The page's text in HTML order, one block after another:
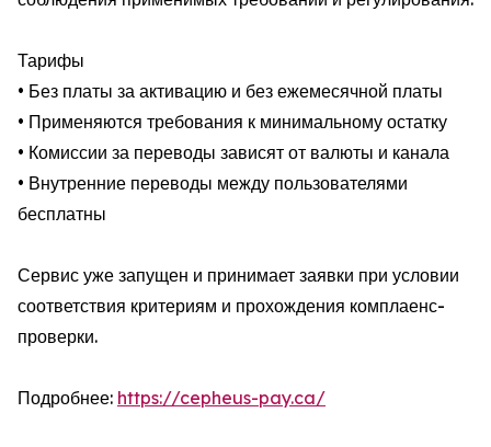
Тарифы
• Без платы за активацию и без ежемесячной платы
• Применяются требования к минимальному остатку
• Комиссии за переводы зависят от валюты и канала
• Внутренние переводы между пользователями
бесплатны
Сервис уже запущен и принимает заявки при условии
соответствия критериям и прохождения комплаенс-
проверки.
Подробнее: https://cepheus-pay.ca/